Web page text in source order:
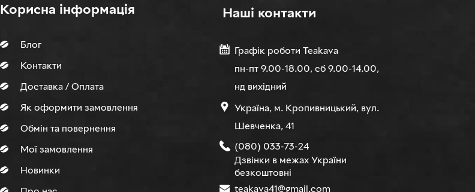
Корисна інформація
Блог
Контакти
Доставка / Оплата
Як оформити замовлення
Обмін та повернення
Мої замовлення
Новинки
Нашi контакти
Графік роботи Teakava
пн-пт 9.00-18.00, сб 9.00-14.00,
нд вихідний
Україна, м. Кропивницький, вул.
Шевченка, 41
(080) 033-73-24
Дзвінки в межах України
безкоштовні
teakava41@gmail.com